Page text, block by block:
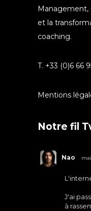
Management,
et la
coaching.
T. +33 (0)6 66
Mentions
Notre fil
Nao
J'ai
à